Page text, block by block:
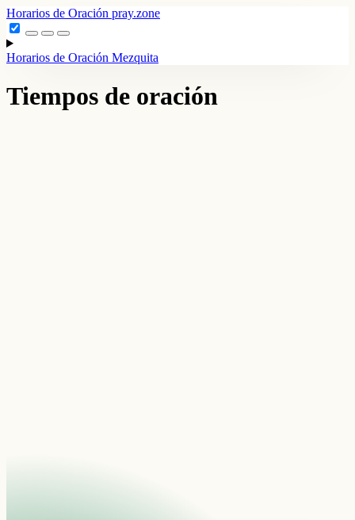
Horarios de Oración pray.zone
Horarios de Oración Mezquita
Tiempos de oración